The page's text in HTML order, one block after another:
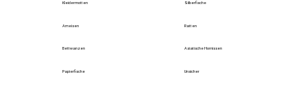
Kleidermotten Silberfische
Ameisen Ratten
Bettwanzen Asiatische Hornissen
Papierfische Unsicher